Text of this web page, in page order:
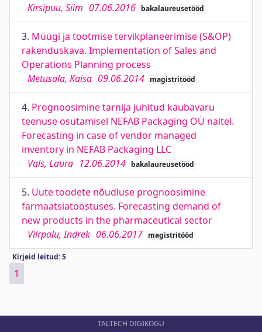
Kirsipuu, Siim 07.06.2016 bakalaureusetööd
3. Müügi ja tootmise tervikplaneerimise (S&OP)
rakenduskava. Implementation of Sales and
Operations Planning process
Metusala, Kaisa 09.06.2014 magistritööd
4. Prognoosimine tarnija juhitud kaubavaru
teenuse osutamisel NEFAB Packaging OÜ näitel.
Forecasting in case of vendor managed
inventory in NEFAB Packaging LLC
Vals, Laura 12.06.2014 bakalaureusetööd
5. Uute toodete nõudluse prognoosimine
farmaatsiatööstuses. Forecasting demand of
new products in the pharmaceutical sector
Viirpalu, Indrek 06.06.2017 magistritööd
Kirjeid leitud: 5
1
TALTECH DIGIKOGU